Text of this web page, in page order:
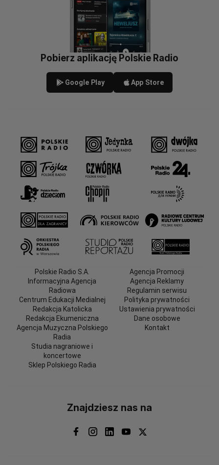
Pobierz aplikację Polskie Radio
Google Play App Store
Polskie Radio S.A.
Informacyjna Agencja
Radiowa
Centrum Edukacji Medialnej
Redakcja Katolicka
Redakcja Ekumeniczna
Agencja Muzyczna Polskiego
Radia
Studia nagraniowe i
koncertowe
Sklep Polskiego Radia
Agencja Promocji
Agencja Reklamy
Regulamin serwisu
Polityka prywatności
Ustawienia prywatności
Dane osobowe
Kontakt
Znajdziesz nas na